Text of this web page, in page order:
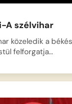
A szélvihar
közeledik a
felforgatja…